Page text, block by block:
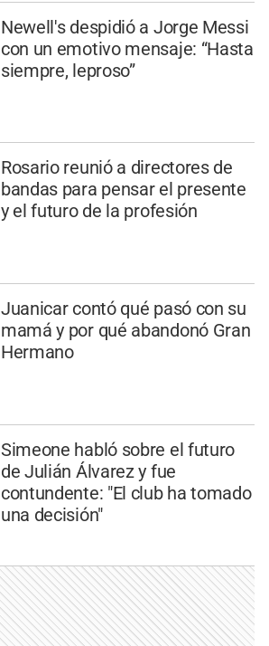
Newell's despidió a Jorge Messi
con un emotivo mensaje: “Hasta
siempre, leproso”
Rosario reunió a directores de
bandas para pensar el presente
y el futuro de la profesión
Juanicar contó qué pasó con su
mamá y por qué abandonó Gran
Hermano
Simeone habló sobre el futuro
de Julián Álvarez y fue
contundente: "El club ha tomado
una decisión"